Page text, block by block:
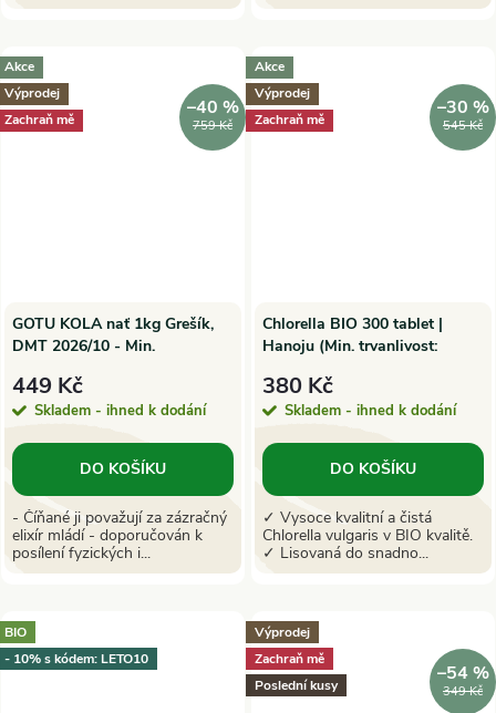
Akce
Výprodej
Zachraň mě
759 Kč
–40 %
GOTU KOLA nať 1kg Grešík,
DMT 2026/10 - Min.
449 Kč
Skladem - ihned k dodání
DO KOŠÍKU
- Číňané ji považují za zázračný
elixír mládí - doporučován k
posílení fyzických i...
Akce
Výprodej
Zachraň mě
545 Kč
–30 %
Chlorella BIO 300 tablet |
Hanoju (Min. trvanlivost:
380 Kč
Skladem - ihned k dodání
DO KOŠÍKU
✓ Vysoce kvalitní a čistá
Chlorella vulgaris v BIO kvalitě.
✓ Lisovaná do snadno...
BIO
- 10% s kódem: LETO10
Výprodej
Zachraň mě
Poslední kusy
349 Kč
–54 %